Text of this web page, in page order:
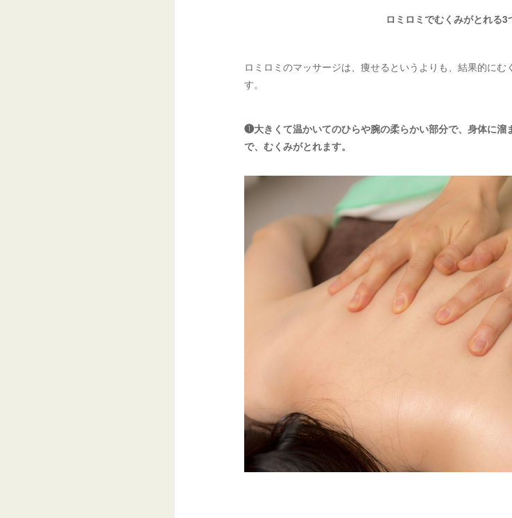
ロミロミでむくみがとれる3
ロミロミのマッサージは、痩せるというよりも、結果的に
す。
❶大きくて温かいてのひらや腕の柔らかい部分で、身体に溜
で、むくみがとれます。